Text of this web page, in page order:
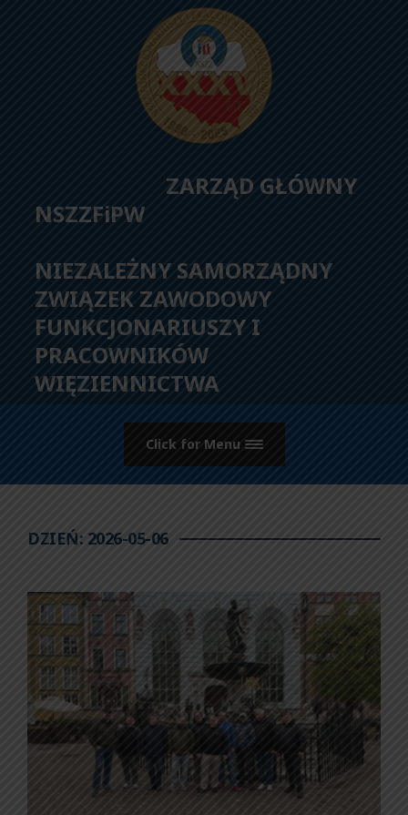
ZARZĄD GŁÓWNY
NSZZFiPW
NIEZALEŻNY SAMORZĄDNY
ZWIĄZEK ZAWODOWY
FUNKCJONARIUSZY I
PRACOWNIKÓW
WIĘZIENNICTWA
Click for Menu
DZIEŃ: 2026-05-06